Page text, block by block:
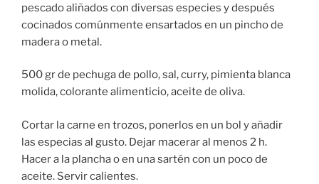
pescado aliñados con diversas especies y después
cocinados comúnmente ensartados en un pincho de
madera o metal.
500 gr de pechuga de pollo, sal, curry, pimienta blanca
molida, colorante alimenticio, aceite de oliva.
Cortar la carne en trozos, ponerlos en un bol y añadir
las especias al gusto. Dejar macerar al menos 2 h.
Hacer a la plancha o en una sartén con un poco de
aceite. Servir calientes.